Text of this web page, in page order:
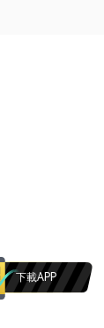
下載APP